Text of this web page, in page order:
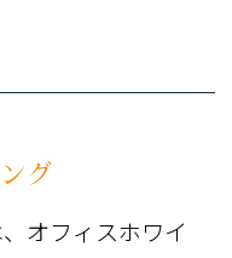
グ
オフィスホワイ